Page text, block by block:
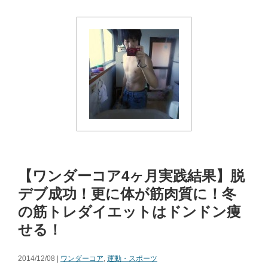
【ワンダーコア4ヶ月実践結果】脱
デブ成功！更に体が筋肉質に！冬
の筋トレダイエットはドンドン痩
せる！
2014/12/08 | ワンダーコア, 運動・スポーツ